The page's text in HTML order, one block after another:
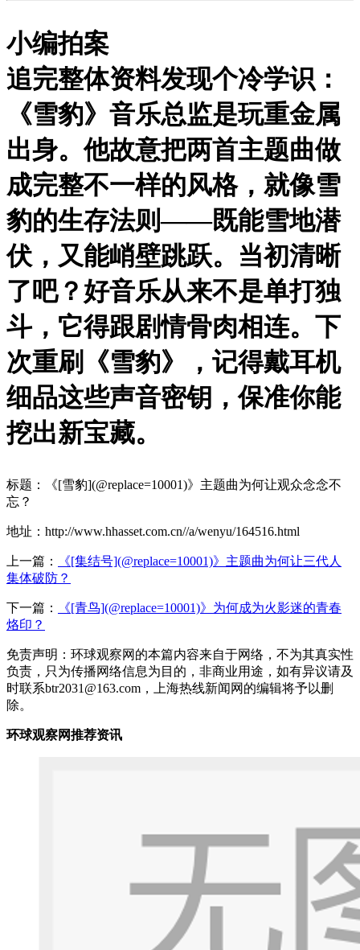
小编拍案
追完整体资料发现个冷学识：
《雪豹》音乐总监是玩重金属
出身。他故意把两首主题曲做
成完整不一样的风格，就像雪
豹的生存法则——既能雪地潜
伏，又能峭壁跳跃。当初清晰
了吧？好音乐从来不是单打独
斗，它得跟剧情骨肉相连。下
次重刷《雪豹》，记得戴耳机
细品这些声音密钥，保准你能
挖出新宝藏。
标题：《[雪豹](@replace=10001)》主题曲为何让观众念念不
忘？
地址：http://www.hhasset.com.cn//a/wenyu/164516.html
上一篇：
《[集结号](@replace=10001)》主题曲为何让三代人
集体破防？
下一篇：
《[青鸟](@replace=10001)》为何成为火影迷的青春
烙印？
免责声明：环球观察网的本篇内容来自于网络，不为其真实性
负责，只为传播网络信息为目的，非商业用途，如有异议请及
时联系btr2031@163.com，上海热线新闻网的编辑将予以删
除。
环球观察网推荐资讯